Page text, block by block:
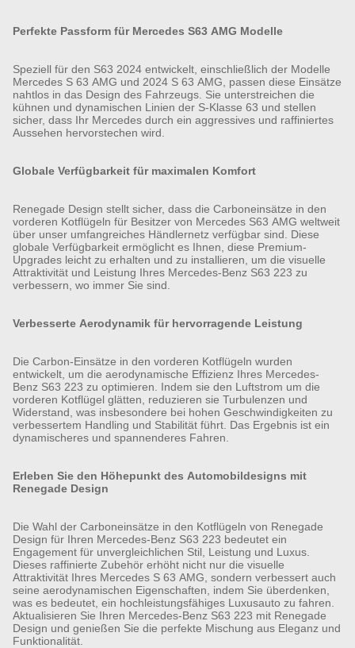
Perfekte Passform für Mercedes S63 AMG Modelle
Speziell für den S63 2024 entwickelt, einschließlich der Modelle
Mercedes S 63 AMG und 2024 S 63 AMG, passen diese Einsätze
nahtlos in das Design des Fahrzeugs. Sie unterstreichen die
kühnen und dynamischen Linien der S-Klasse 63 und stellen
sicher, dass Ihr Mercedes durch ein aggressives und raffiniertes
Aussehen hervorstechen wird.
Globale Verfügbarkeit für maximalen Komfort
Renegade Design stellt sicher, dass die Carboneinsätze in den
vorderen Kotflügeln für Besitzer von Mercedes S63 AMG weltweit
über unser umfangreiches Händlernetz verfügbar sind. Diese
globale Verfügbarkeit ermöglicht es Ihnen, diese Premium-
Upgrades leicht zu erhalten und zu installieren, um die visuelle
Attraktivität und Leistung Ihres Mercedes-Benz S63 223 zu
verbessern, wo immer Sie sind.
Verbesserte Aerodynamik für hervorragende Leistung
Die Carbon-Einsätze in den vorderen Kotflügeln wurden
entwickelt, um die aerodynamische Effizienz Ihres Mercedes-
Benz S63 223 zu optimieren. Indem sie den Luftstrom um die
vorderen Kotflügel glätten, reduzieren sie Turbulenzen und
Widerstand, was insbesondere bei hohen Geschwindigkeiten zu
verbessertem Handling und Stabilität führt. Das Ergebnis ist ein
dynamischeres und spannenderes Fahren.
Erleben Sie den Höhepunkt des Automobildesigns mit
Renegade Design
Die Wahl der Carboneinsätze in den Kotflügeln von Renegade
Design für Ihren Mercedes-Benz S63 223 bedeutet ein
Engagement für unvergleichlichen Stil, Leistung und Luxus.
Dieses raffinierte Zubehör erhöht nicht nur die visuelle
Attraktivität Ihres Mercedes S 63 AMG, sondern verbessert auch
seine aerodynamischen Eigenschaften, indem Sie überdenken,
was es bedeutet, ein hochleistungsfähiges Luxusauto zu fahren.
Aktualisieren Sie Ihren Mercedes-Benz S63 223 mit Renegade
Design und genießen Sie die perfekte Mischung aus Eleganz und
Funktionalität.